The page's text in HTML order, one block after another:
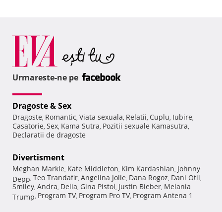
Urmareste-ne pe
Dragoste & Sex
Dragoste, Romantic, Viata sexuala, Relatii, Cuplu, Iubire,
Casatorie, Sex, Kama Sutra, Pozitii sexuale Kamasutra,
Declaratii de dragoste
Divertisment
Meghan Markle, Kate Middleton, Kim Kardashian, Johnny
Depp, Teo Trandafir, Angelina Jolie, Dana Rogoz, Dani Otil,
Smiley, Andra, Delia, Gina Pistol, Justin Bieber, Melania
Trump, Program TV, Program Pro TV, Program Antena 1